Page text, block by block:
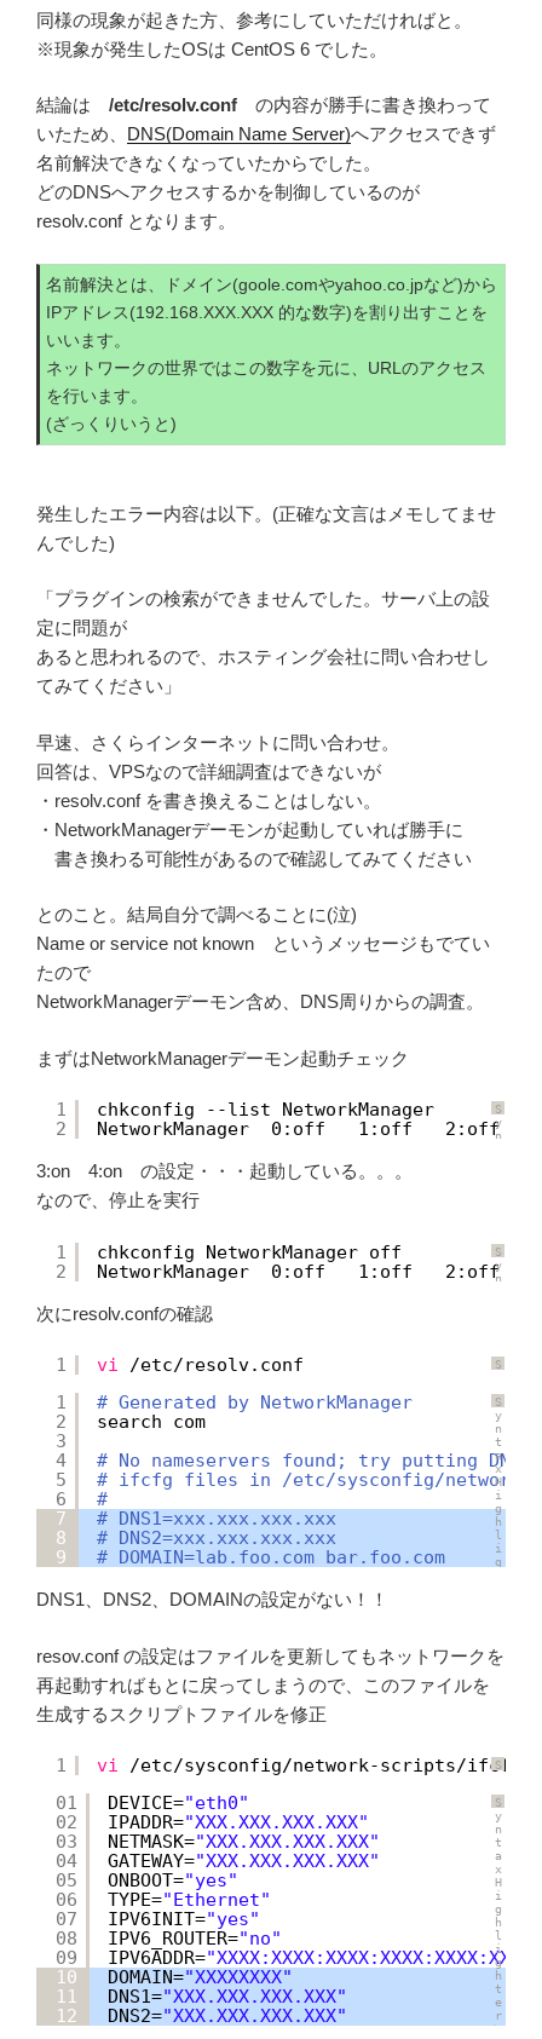
同様の現象が起きた方、参考にしていただければと。
※現象が発生したOSは CentOS 6 でした。
結論は /etc/resolv.conf の内容が勝手に書き換わって
いたため、 DNS(Domain Name Server)へアクセスできず
名前解決できなくなっていたからでした。
どのDNSへアクセスするかを制御しているのが
resolv.conf となります。
名前解決とは、ドメイン(goole.comやyahoo.co.jpなど)から
IPアドレス(192.168.XXX.XXX 的な数字)を割り出すことを
いいます。
ネットワークの世界ではこの数字を元に、URLのアクセス
を行います。
(ざっくりいうと)
発生したエラー内容は以下。(正確な文言はメモしてませ
んでした)
「プラグインの検索ができませんでした。サーバ上の設
定に問題が
あると思われるので、ホスティング会社に問い合わせし
てみてください」
早速、さくらインターネットに問い合わせ。
回答は、VPSなので詳細調査はできないが
・resolv.conf を書き換えることはしない。
・NetworkManagerデーモンが起動していれば勝手に
書き換わる可能性があるので確認してみてください
とのこと。結局自分で調べることに(泣)
Name or service not known というメッセージもでてい
たので
NetworkManagerデーモン含め、DNS周りからの調査。
まずはNetworkManagerデーモン起動チェック
S
y
n
l
i
g
h
い
1
2
chkconfig --list NetworkManager
NetworkManager  0:off   1:off   2:off
3:on 4:on の設定・・・起動している。。。
なので、停止を実行
S
y
n
g
h
i
g
h
t
e
r
に
つ
い
て
1
2
chkconfig NetworkManager off
NetworkManager  0:off   1:off   2:off
次にresolv.confの確認
S
t
a
x
H
i
g
h
l
i
g
h
t
e
1 vi /etc/resolv.conf
S
y
n
t
a
x
H
i
g
h
l
i
g
い
て
1
2
3
4
5
6
7
8
9
# Generated by NetworkManager
search com
# No nameservers found; try putting DNS
# ifcfg files in /etc/sysconfig/
#
# DNS1=xxx.xxx.xxx.xxx
# DNS2=xxx.xxx.xxx.xxx
# DOMAIN=lab.foo.com bar.foo.com
DNS1、DNS2、DOMAINの設定がない！！
resov.conf の設定はファイルを更新してもネットワークを
再起動すればもとに戻ってしまうので、このファイルを
生成するスクリプトファイルを修正
S
t
a
x
H
i
g
h
l
i
g
h
t
e
r
に
つ
い
1 vi /etc/sysconfig/network-scripts/ifcfg-
S
y
n
t
a
x
H
i
g
h
l
i
g
h
t
e
r
に
01
02
03
04
05
06
07
08
09
10
11
12
DEVICE="eth0"
IPADDR="XXX.XXX.XXX.XXX"
NETMASK="XXX.XXX.XXX.XXX"
GATEWAY="XXX.XXX.XXX.XXX"
ONBOOT="yes"
TYPE="Ethernet"
IPV6INIT="yes"
IPV6_ROUTER="no"
IPV6ADDR=
DOMAIN="XXXXXXXX"
DNS1="XXX.XXX.XXX.XXX"
DNS2="XXX.XXX.XXX.XXX"